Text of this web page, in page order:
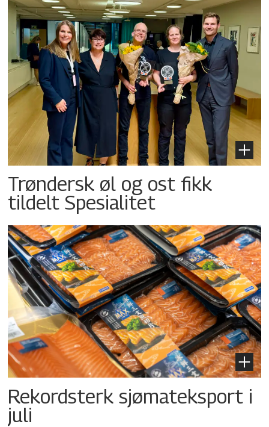
Trøndersk øl og ost fikk
tildelt Spesialitet
Rekordsterk sjømateksport i
juli